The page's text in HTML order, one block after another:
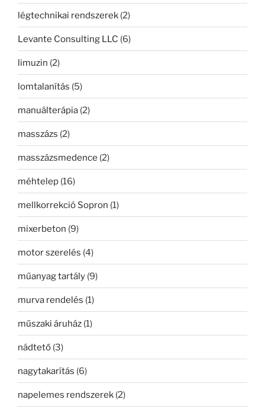
légtechnikai rendszerek (2)
Levante Consulting LLC (6)
limuzin (2)
lomtalanítás (5)
manuálterápia (2)
masszázs (2)
masszázsmedence (2)
méhtelep (16)
mellkorrekció Sopron (1)
mixerbeton (9)
motor szerelés (4)
műanyag tartály (9)
murva rendelés (1)
műszaki áruház (1)
nádtető (3)
nagytakarítás (6)
napelemes rendszerek (2)